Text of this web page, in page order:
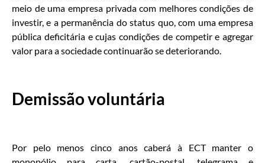
meio de uma empresa privada com melhores condições de
investir, e a permanência do status quo, com uma empresa
pública deficitária e cujas condições de competir e agregar
valor para a sociedade continuarão se deteriorando.
Demissão voluntária
Por pelo menos cinco anos caberá à ECT manter o